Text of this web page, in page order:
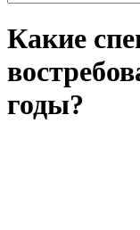
Какие
годы?